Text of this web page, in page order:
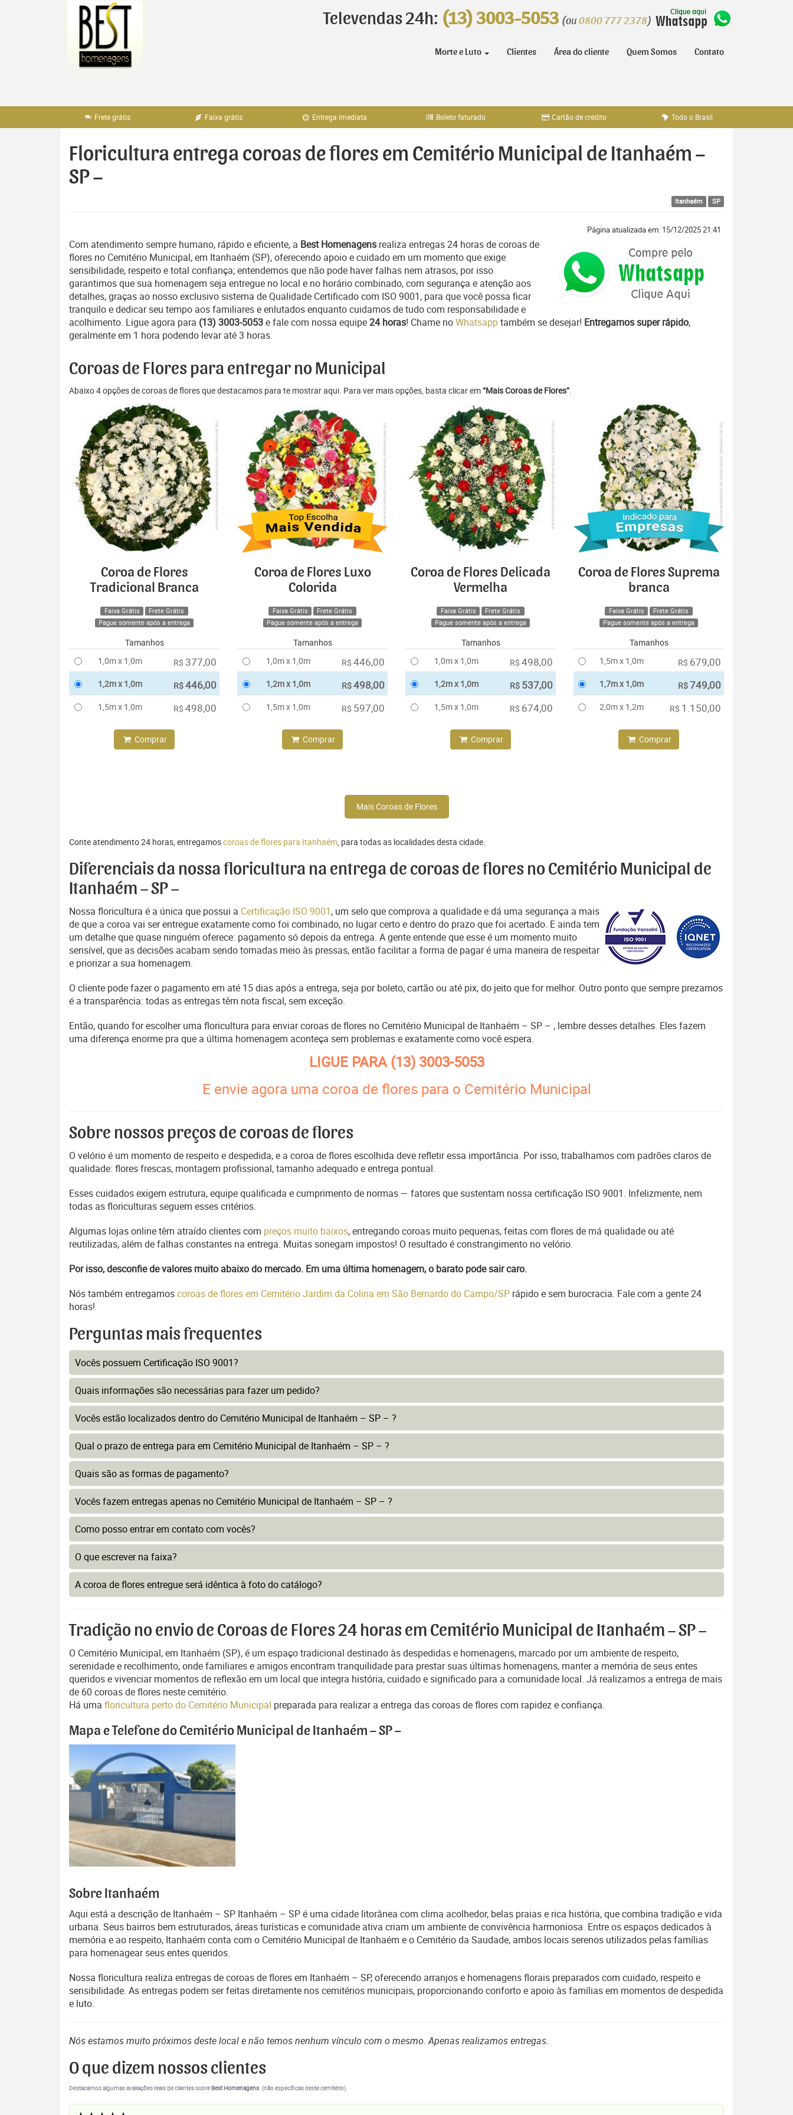
Televendas 24h: (13) 3003-5053 (ou 0800 777 2378)
Morte e Luto Clientes Área do cliente Quem Somos Contato
Frete grátis Faixa grátis Entrega imediata Boleto faturado Cartão de crédito Todo o Brasil
Floricultura entrega coroas de flores em Cemitério Municipal de Itanhaém –
SP –
Itanhaém SP
Página atualizada em: 15/12/2025 21:41
Com atendimento sempre humano, rápido e eficiente, a Best Homenagens realiza entregas 24 horas de coroas de
flores no Cemitério Municipal, em Itanhaém (SP), oferecendo apoio e cuidado em um momento que exige
sensibilidade, respeito e total confiança; entendemos que não pode haver falhas nem atrasos, por isso
garantimos que sua homenagem seja entregue no local e no horário combinado, com segurança e atenção aos
detalhes, graças ao nosso exclusivo sistema de Qualidade Certificado com ISO 9001, para que você possa ficar
tranquilo e dedicar seu tempo aos familiares e enlutados enquanto cuidamos de tudo com responsabilidade e
acolhimento. Ligue agora para (13) 3003-5053e fale com nossa equipe24 horas! Chame noWhatsapptambém se desejar! Entregamos super rápido,
geralmente em 1 hora podendo levar até 3 horas.
Coroas de Flores para entregar no Municipal
Abaixo 4 opções de coroas de flores que destacamos para te mostrar aqui. Para ver mais opções, basta clicar em“Mais Coroas de Flores”.
Coroa de Flores
Tradicional Branca
Faixa Grátis
Frete Grátis
Pague somente após a entrega
Tamanhos
1,0m x 1,0m
R$ 377,00
1,2m x 1,0m R$446,00
1,5m x 1,0m R$ 498,00
Comprar
Coroa de Flores Luxo
Colorida
Faixa Grátis
Frete Grátis
Pague somente após a entrega
Tamanhos
1,0m x 1,0m
R$ 446,00
1,2m x 1,0m R$498,00
1,5m x 1,0m R$ 597,00
Comprar
Coroa de Flores Delicada
Vermelha
Faixa Grátis
Frete Grátis
Pague somente após a entrega
Tamanhos
1,0m x 1,0m
R$ 498,00
1,2m x 1,0m R$ 537,00
1,5m x 1,0m R$ 674,00
Comprar
Coroa de Flores Suprema
branca
Faixa Grátis
Frete Grátis
Pague somente após a entrega
Tamanhos
1,5m x 1,0m
R$ 679,00
1,7m x 1,0m R$749,00
2,0m x 1,2m R$ 1.150,00
Comprar
Mais Coroas de Flores
Conte atendimento 24 horas, entregamoscoroas de flores para Itanhaém, para todas as localidades desta cidade.
Diferenciais da nossa floricultura na entrega de coroas de flores no Cemitério Municipal de
Itanhaém – SP –
Nossa floricultura é a única que possui a Certificação ISO 9001, um selo que comprova a qualidade e dá uma segurança a mais
de que a coroa vai ser entregue exatamente como foi combinado, no lugar certo e dentro do prazo que foi acertado. E ainda tem
um detalhe que quase ninguém oferece: pagamento só depois da entrega. A gente entende que esse é um momento muito
sensível, que as decisões acabam sendo tomadas meio às pressas, então facilitar a forma de pagar é uma maneira de respeitar
e priorizar a sua homenagem.
O cliente pode fazer o pagamento em até 15 dias após a entrega, seja por boleto, cartão ou até pix, do jeito que for melhor. Outro ponto que sempre prezamos
é a transparência: todas as entregas têm nota fiscal, sem exceção.
Então, quando for escolher uma floricultura para enviar coroas de flores no Cemitério Municipal de Itanhaém – SP – , lembre desses detalhes. Eles fazem
uma diferença enorme pra que a última homenagem aconteça sem problemas e exatamente como você espera.
LIGUE PARA(13) 3003-5053
E envie agora uma coroa de flores para o Cemitério Municipal
Sobre nossos preços de coroas de flores
O velório é um momento de respeito e despedida, e a coroa de flores escolhida deve refletir essa importância. Por isso, trabalhamos com padrões claros de
qualidade: flores frescas, montagem profissional, tamanho adequado e entrega pontual.
Esses cuidados exigem estrutura, equipe qualificada e cumprimento de normas — fatores que sustentam nossa certificação ISO 9001. Infelizmente, nem
todas as floriculturas seguem esses critérios.
Algumas lojas online têm atraído clientes com preços muito baixos, entregando coroas muito pequenas, feitas com flores de má qualidade ou até
reutilizadas, além de falhas constantes na entrega. Muitas sonegam impostos! O resultado é constrangimento no velório.
Por isso, desconfie de valores muito abaixo do mercado. Em uma última homenagem, o barato pode sair caro.
Nós também entregamoscoroas de flores em Cemitério Jardim da Colina em São Bernardo do Campo/SP rápido e sem burocracia. Fale com a gente 24
horas!
Perguntas mais frequentes
Vocês possuem Certificação ISO 9001?
Quais informações são necessárias para fazer um pedido?
Vocês estão localizados dentro do Cemitério Municipal de Itanhaém – SP – ?
Qual o prazo de entrega para em Cemitério Municipal de Itanhaém – SP – ?
Quais são as formas de pagamento?
Vocês fazem entregas apenas no Cemitério Municipal de Itanhaém – SP – ?
Como posso entrar em contato com vocês?
O que escrever na faixa?
A coroa de flores entregue será idêntica à foto do catálogo?
Tradição no envio de Coroas de Flores 24 horas em Cemitério Municipal de Itanhaém – SP –
O Cemitério Municipal, em Itanhaém (SP), é um espaço tradicional destinado às despedidas e homenagens, marcado por um ambiente de respeito,
serenidade e recolhimento, onde familiares e amigos encontram tranquilidade para prestar suas últimas homenagens, manter a memória de seus entes
queridos e vivenciar momentos de reflexão em um local que integra história, cuidado e significado para a comunidade local. Já realizamos a entrega de mais
de 60 coroas de flores neste cemitério.
Há uma floricultura perto do Cemitério Municipal preparada para realizar a entrega das coroas de flores com rapidez e confiança.
Mapa e Telefone do Cemitério Municipal de Itanhaém – SP –
Sobre Itanhaém
Aqui está a descrição de Itanhaém – SP Itanhaém – SP é uma cidade litorânea com clima acolhedor, belas praias e rica história, que combina tradição e vida
urbana. Seus bairros bem estruturados, áreas turísticas e comunidade ativa criam um ambiente de convivência harmoniosa. Entre os espaços dedicados à
memória e ao respeito, Itanhaém conta com o Cemitério Municipal de Itanhaém e o Cemitério da Saudade, ambos locais serenos utilizados pelas famílias
para homenagear seus entes queridos.
Nossa floricultura realiza entregas de coroas de flores em Itanhaém – SP, oferecendo arranjos e homenagens florais preparados com cuidado, respeito e
sensibilidade. As entregas podem ser feitas diretamente nos cemitérios municipais, proporcionando conforto e apoio às famílias em momentos de despedida
e luto.
Nós estamos muito próximos deste local e não temos nenhum vínculo com o mesmo. Apenas realizamos entregas.
O que dizem nossos clientes
Destacamos algumas avaliações reais de clientes sobreBest Homenagens. (não específicas deste cemitério).